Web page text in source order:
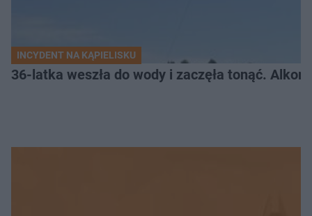
INCYDENT NA KĄPIELISKU
36-latka weszła do wody i zaczęła tonąć.